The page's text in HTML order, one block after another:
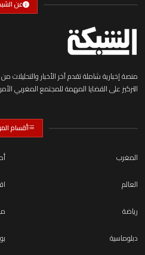
عن
منصة إخبارية شاملة تقدم آخر الأخبار والتحليلات
التركيز على القضايا المهمة للمجتمع المغربي
أقسام
المغرب
العالم
رياضة
دبلوماسية